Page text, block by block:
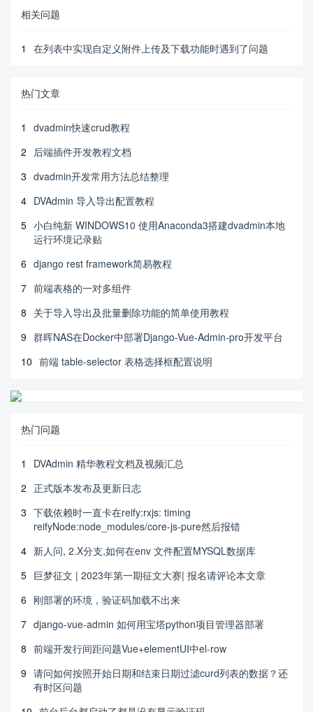
相关问题
1 在列表中实现自定义附件上传及下载功能时遇到了问题
热门文章
1
dvadmin快速crud教程
2 后端插件开发教程文档
3 dvadmin开发常用方法总结整理
4 DVAdmin 导入导出配置教程
5 小白纯新 WINDOWS10 使用Anaconda3搭建dvadmin本地
运行环境记录贴
6 django rest framework简易教程
7 前端表格的一对多组件
8 关于导入导出及批量删除功能的简单使用教程
9 群晖NAS在Docker中部署Django-Vue-Admin-pro开发平台
10 前端 table-selector 表格选择框配置说明
热门问题
1
DVAdmin 精华教程文档及视频汇总
2 正式版本发布及更新日志
3 下载依赖时一直卡在reify:rxjs: timing
reifyNode:node_modules/core-js-pure然后报错
4 新人问, 2.X分支,如何在env 文件配置MYSQL数据库
5 巨梦征文 | 2023年第一期征文大赛| 报名请评论本文章
6 刚部署的环境，验证码加载不出来
7 django-vue-admin 如何用宝塔python项目管理器部署
8 前端开发行间距问题Vue+elementUI中el-row
9 请问如何按照开始日期和结束日期过滤curd列表的数据？还
有时区问题